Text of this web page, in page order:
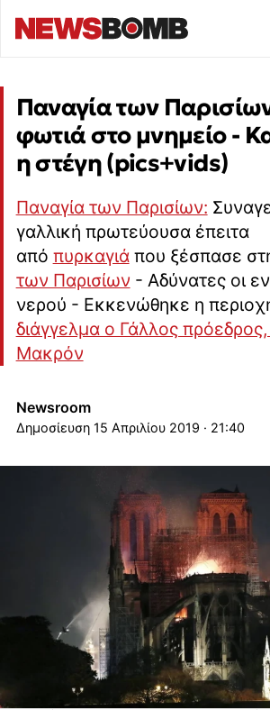
Παναγία των
φωτιά στο μνημείο -
η στέγη (pics+vids)
Παναγία των Παρισίων:
γαλλική πρωτεύουσα έπειτα
από πυρκαγιάπου ξέσπασε
των Παρισίων - Αδύνατες οι
νερού - Εκκενώθηκε η
διάγγελμα ο Γάλλος
Μακρόν
Newsroom
15 Απριλίου 2019 · 21:40